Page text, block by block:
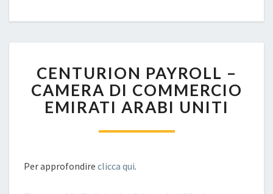
PAYROLL
–
CAMERA
DI
CENTURION PAYROLL –
CAMERA DI COMMERCIO
EMIRATI ARABI UNITI
Per approfondire clicca qui.